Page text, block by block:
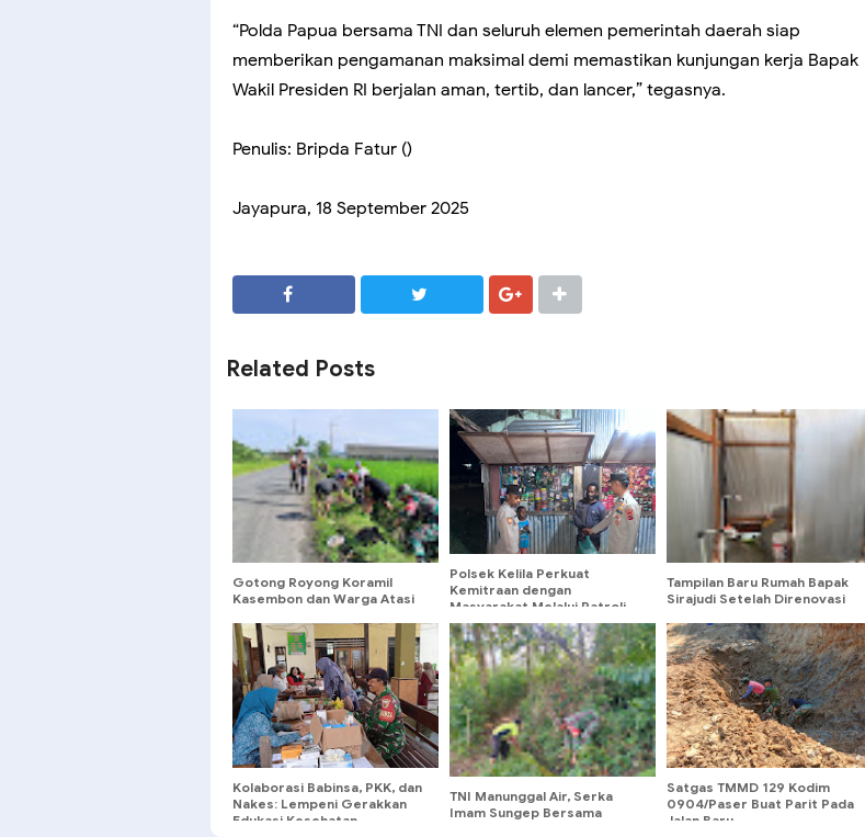
“Polda Papua bersama TNI dan seluruh elemen pemerintah daerah siap
memberikan pengamanan maksimal demi memastikan kunjungan kerja Bapak
Wakil Presiden RI berjalan aman, tertib, dan lancer,” tegasnya.
Penulis: Bripda Fatur ()
Jayapura, 18 September 2025
Related Posts
Gotong Royong Koramil
Kasembon dan Warga Atasi
Pembersihan Saluran Air
Polsek Kelila Perkuat
Kemitraan dengan
Masyarakat Melalui Patroli
Dialogis
Tampilan Baru Rumah Bapak
Sirajudi Setelah Direnovasi
Kolaborasi Babinsa, PKK, dan
Nakes: Lempeni Gerakkan
Edukasi Kesehatan
TNI Manunggal Air, Serka
Imam Sungep Bersama
Satgas TMMD 129 Kodim
0904/Paser Buat Parit Pada
Jalan Baru